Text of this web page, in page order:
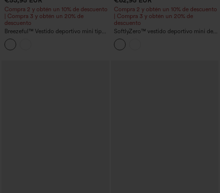
Compra 2 y obtén un 10% de descuento
| Compra 3 y obtén un 20% de
descuento
Breezeful™ Vestido deportivo mini tipo
tenis con escote en V, sujetador
integrado y espalda racerback, 2 en 1, de
secado rápido y con bolsillos — Edición
Compra 2 y obtén un 10% de descuento
| Compra 3 y obtén un 20% de
descuento
SoftlyZero™ vestido deportivo mini de
tenis sin mangas con encaje de
contraste retorcido, sujetador integrado
y bolsillos - Easy Peezy